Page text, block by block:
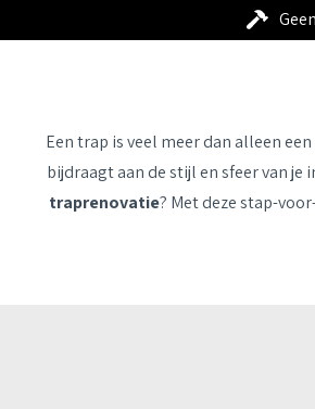
Een trap is veel meer dan alleen
bijdraagt aan de stijl en sfeer van
traprenovatie? Met deze stap-